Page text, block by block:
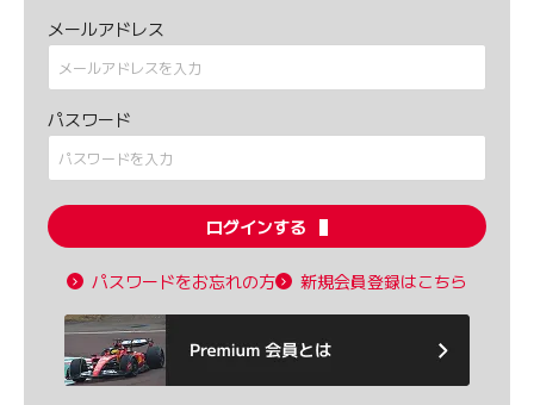
メールアドレス
パスワード
ログインする
パスワードをお忘れの方 新規会員登録はこちら